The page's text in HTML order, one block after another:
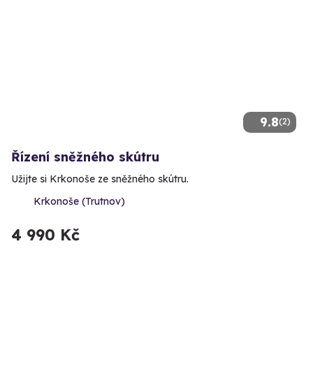
9.8(2)
Řízení sněžného skútru
Užijte si Krkonoše ze sněžného skútru.
Krkonoše (Trutnov)
4 990 Kč